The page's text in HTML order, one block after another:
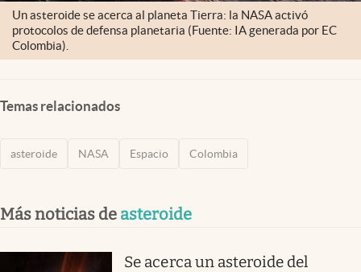
Un asteroide se acerca al planeta Tierra: la NASA activó
protocolos de defensa planetaria (Fuente: IA generada por EC
Colombia).
Temas relacionados
asteroide NASA Espacio Colombia
Más noticias de asteroide
Se acerca un asteroide del